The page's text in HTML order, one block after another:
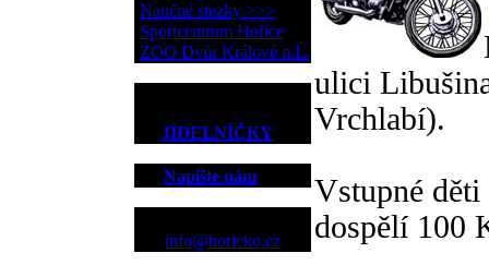
Naučné stezky >>>
Sportcentrum Hořice
ZOO Dvůr Králové n.L.
JÍDELNÍČKY
Napište nám
info@horicko.cz
ulici
Vrchlabí).
Vstupné
dospělí 100